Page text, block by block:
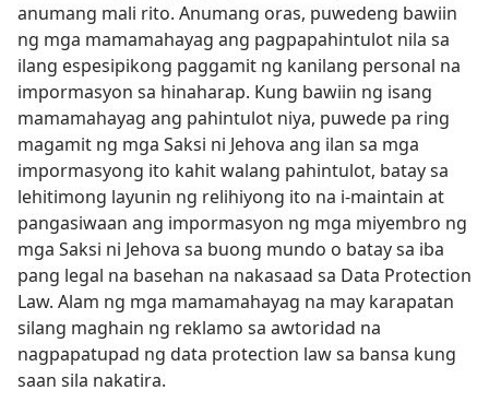
anumang mali rito. Anumang oras, puwedeng bawiin
ng mga mamamahayag ang pagpapahintulot nila sa
ilang espesipikong paggamit ng kanilang personal na
impormasyon sa hinaharap. Kung bawiin ng isang
mamamahayag ang pahintulot niya, puwede pa ring
magamit ng mga Saksi ni Jehova ang ilan sa mga
impormasyong ito kahit walang pahintulot, batay sa
lehitimong layunin ng relihiyong ito na i-maintain at
pangasiwaan ang impormasyon ng mga miyembro ng
mga Saksi ni Jehova sa buong mundo o batay sa iba
pang legal na basehan na nakasaad sa Data Protection
Law. Alam ng mga mamamahayag na may karapatan
silang maghain ng reklamo sa awtoridad na
nagpapatupad ng data protection law sa bansa kung
saan sila nakatira.